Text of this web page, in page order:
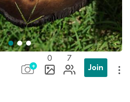
0
7
Join